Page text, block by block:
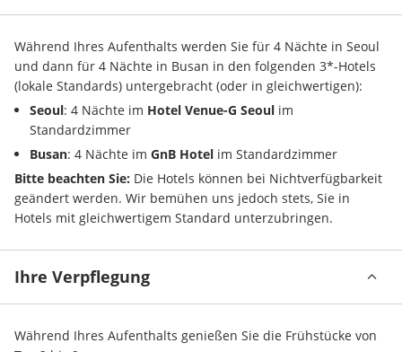
Während Ihres Aufenthalts werden Sie für 4 Nächte in Seoul
und dann für 4 Nächte in Busan in den folgenden 3*-Hotels
(lokale Standards) untergebracht (oder in gleichwertigen):
Seoul: 4 Nächte im Hotel Venue-G Seoul im
Standardzimmer
Busan: 4 Nächte im GnB Hotel im Standardzimmer
Bitte beachten Sie: Die Hotels können bei Nichtverfügbarkeit
geändert werden. Wir bemühen uns jedoch stets, Sie in
Hotels mit gleichwertigem Standard unterzubringen.
Ihre Verpflegung
Während Ihres Aufenthalts genießen Sie die Frühstücke von